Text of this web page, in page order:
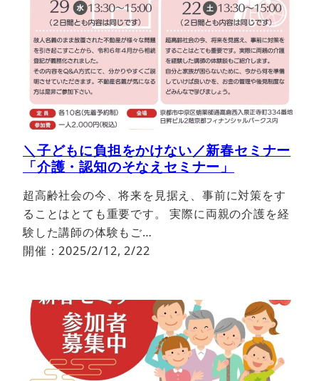
＼子どもに負担をかけない／新春セミナー
「介護・認知のそなえセミナー」
超高齢社会の今、将来を見据え、事前に対策をす
ることはとても重要です。 実際に両親の介護を経
験した講師の体験もご…
開催：2025/2/12, 2/22